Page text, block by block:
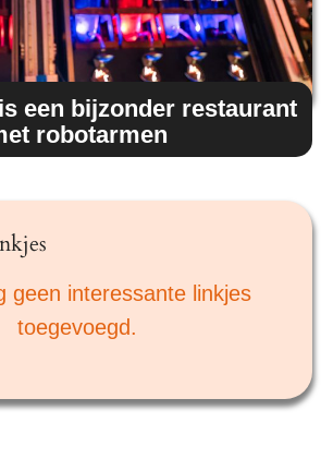
een bijzonder restaurant
robotarmen
geen interessante linkjes
toegevoegd.